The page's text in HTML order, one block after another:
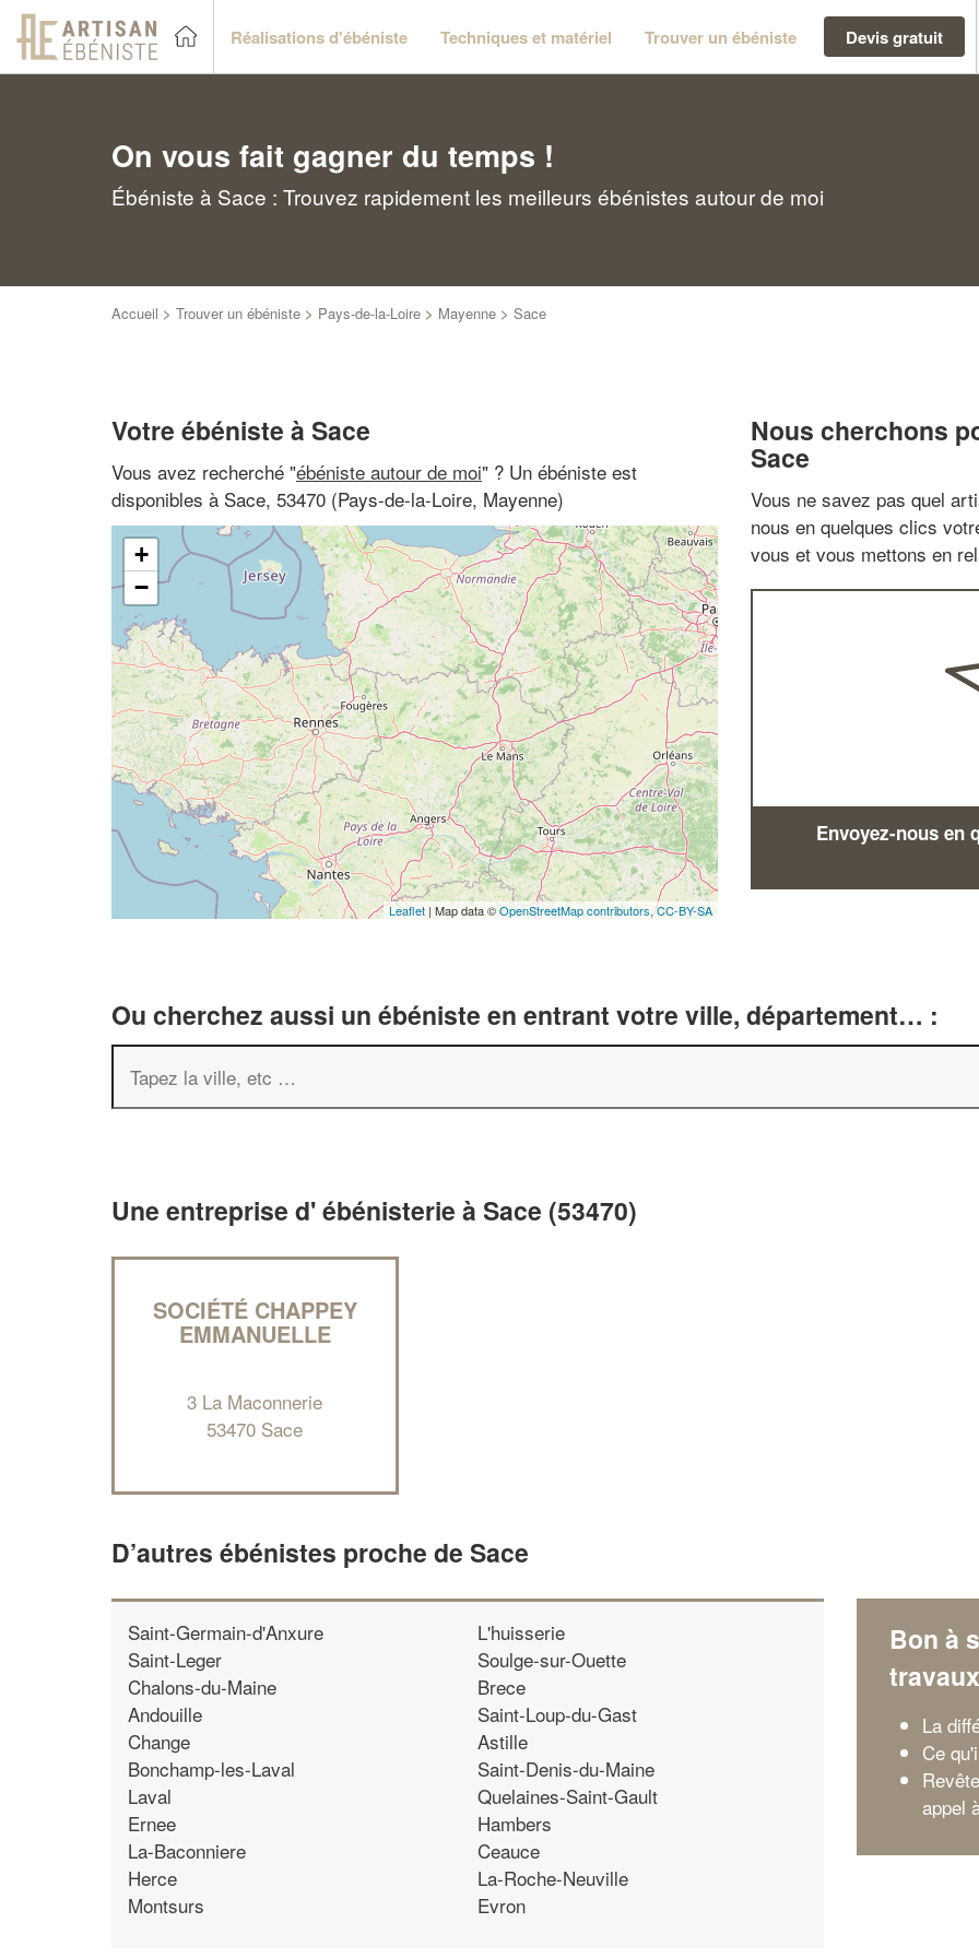
Réalisations d'ébéniste Techniques et matériel Trouver un ébéniste Devis gratuit
On vous fait gagner du temps !
Ébéniste à Sace : Trouvez rapidement les meilleurs ébénistes autour de moi
Accueil > Trouver un ébéniste > Pays-de-la-Loire > Mayenne > Sace
Votre ébéniste à Sace
Vous avez recherché "ébéniste autour de moi" ? Un ébéniste est
disponibles à Sace, 53470 (Pays-de-la-Loire, Mayenne)
+
−
Leaflet | Map data ©OpenStreetMap contributors,CC-BY-SA
Nous cherchons
Sace
Vous ne savez pas quel
nous en quelques clics
vous et vous mettons en
Envoyez-nous en
Ou cherchez aussi un ébéniste en entrant votre ville, département… :
Une entreprise d' ébénisterie à Sace (53470)
SOCIÉTÉ CHAPPEY
EMMANUELLE
3 La Maconnerie
53470 Sace
D’autres ébénistes proche de Sace
Saint-Germain-d'Anxure
Saint-Leger
Chalons-du-Maine
Andouille
Change
Bonchamp-les-Laval
Laval
Ernee
La-Baconniere
Herce
Montsurs
L'huisserie
Soulge-sur-Ouette
Brece
Saint-Loup-du-Gast
Astille
Saint-Denis-du-Maine
Quelaines-Saint-Gault
Hambers
Ceauce
La-Roche-Neuville
Evron
Bon à
travaux
La
Ce
appel